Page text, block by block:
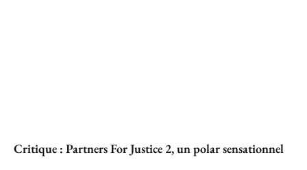
Critique : Partners For Justice 2, un polar sensationnel